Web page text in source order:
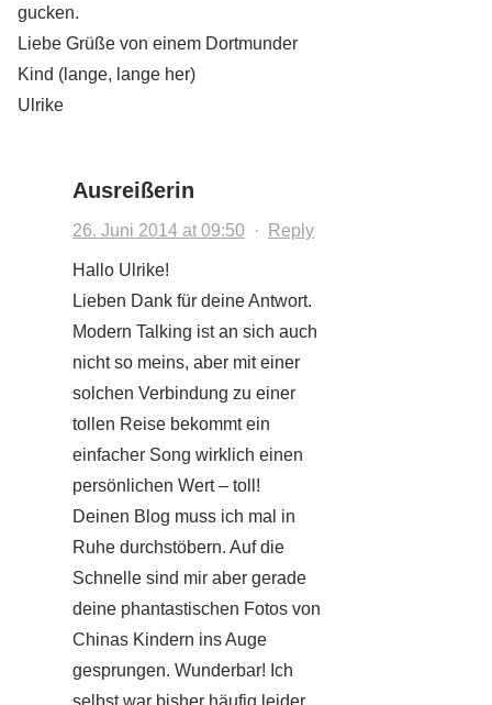
gucken.
Liebe Grüße von einem Dortmunder
Kind (lange, lange her)
Ulrike
Ausreißerin
26. Juni 2014 at 09:50 · Reply
Hallo Ulrike!
Lieben Dank für deine Antwort.
Modern Talking ist an sich auch
nicht so meins, aber mit einer
solchen Verbindung zu einer
tollen Reise bekommt ein
einfacher Song wirklich einen
persönlichen Wert – toll!
Deinen Blog muss ich mal in
Ruhe durchstöbern. Auf die
Schnelle sind mir aber gerade
deine phantastischen Fotos von
Chinas Kindern ins Auge
gesprungen. Wunderbar! Ich
selbst war bisher häufig leider